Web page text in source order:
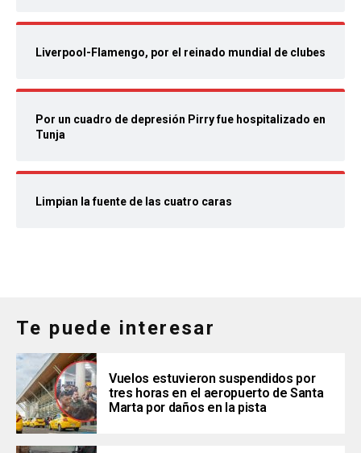
Liverpool-Flamengo, por el reinado mundial de clubes
Por un cuadro de depresión Pirry fue hospitalizado en
Tunja
Limpian la fuente de las cuatro caras
Te puede interesar
Vuelos estuvieron suspendidos por
tres horas en el aeropuerto de Santa
Marta por daños en la pista